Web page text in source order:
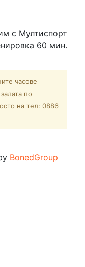
с Мултиспорт
60 мин.
часове
по
на тел: 0886
BonedGroup